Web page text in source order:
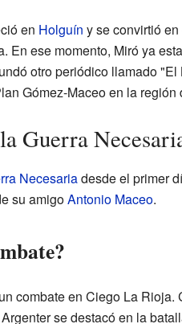
en Holguín y se convirtió
En ese momento, Miró ya
otro periódico llamado
Gómez-Maceo en la región
Guerra
Necesariadesde el primer
su amigoAntonio Maceo.
combate en Ciego La
se destacó en la